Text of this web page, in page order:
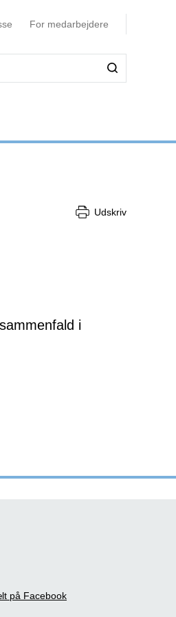
For medarbejdere
Udskriv
i
på Facebook